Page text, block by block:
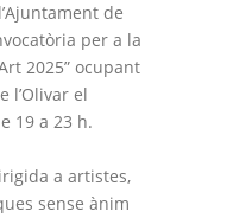
de
per a la
2025” ocupant
l’Olivar el
19 a 23 h.
a artistes,
sense ànim